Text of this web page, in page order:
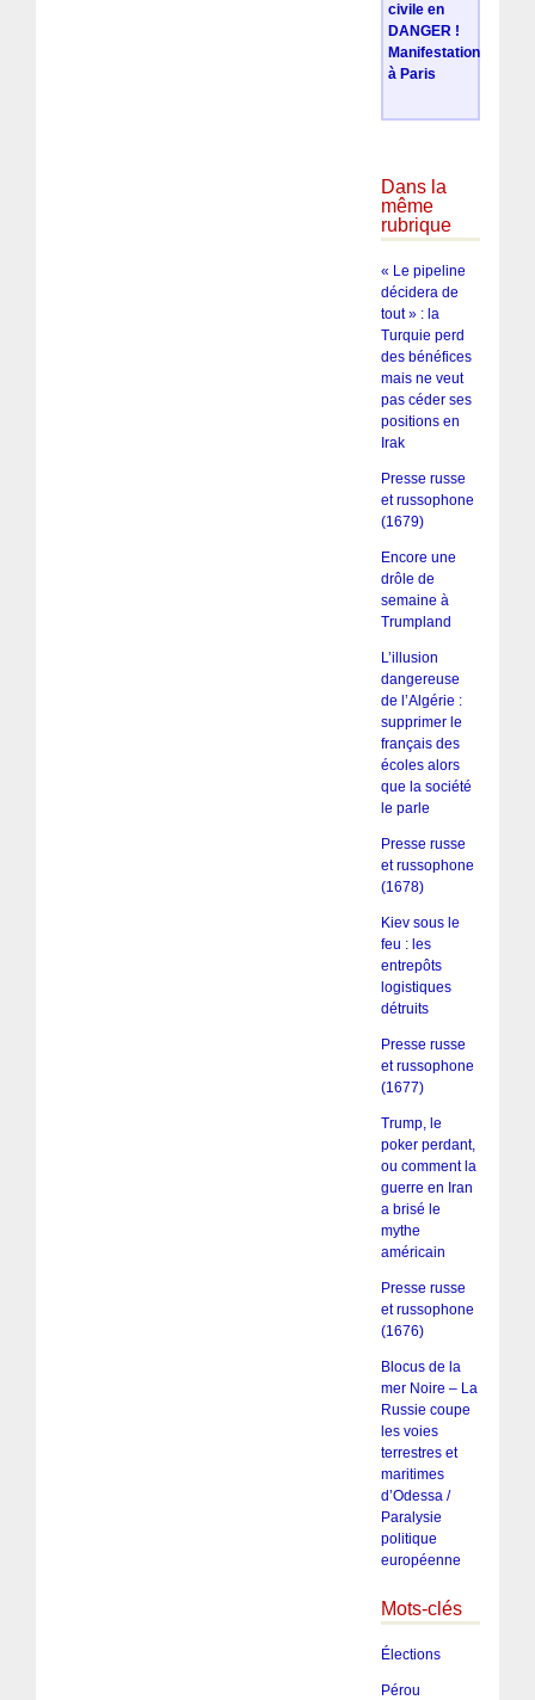
civile en
DANGER !
Manifestation
à Paris
Dans la
même
rubrique
« Le pipeline
décidera de
tout » : la
Turquie perd
des bénéfices
mais ne veut
pas céder ses
positions en
Irak
Presse russe
et russophone
(1679)
Encore une
drôle de
semaine à
Trumpland
L’illusion
dangereuse
de l’Algérie :
supprimer le
français des
écoles alors
que la société
le parle
Presse russe
et russophone
(1678)
Kiev sous le
feu : les
entrepôts
logistiques
détruits
Presse russe
et russophone
(1677)
Trump, le
poker perdant,
ou comment la
guerre en Iran
a brisé le
mythe
américain
Presse russe
et russophone
(1676)
Blocus de la
mer Noire – La
Russie coupe
les voies
terrestres et
maritimes
d’Odessa /
Paralysie
politique
européenne
Mots-clés
Élections
Pérou